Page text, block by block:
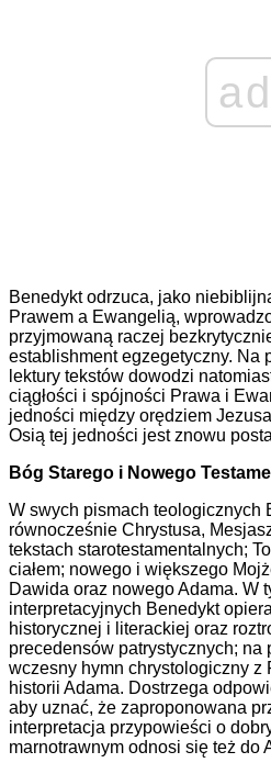
ad
Benedykt odrzuca, jako
Prawem a Ewangelią,
przyjmowaną raczej
establishment egzegetyczny. Na
lektury tekstów dowodzi
ciągłości i spójności Prawa i
jedności między orędziem
Osią tej jedności jest znowu
Bóg Starego i Nowego
W swych pismach teologicznych
równocześnie Chrystusa,
tekstach starotestamentalnych;
ciałem; nowego i większego
Dawida oraz nowego Adama. W
interpretacyjnych Benedykt
historycznej i literackiej oraz
precedensów patrystycznych; na
wczesny hymn chrystologiczny z
historii Adama. Dostrzega
aby uznać, że zaproponowana
interpretacja przypowieści o
marnotrawnym odnosi się też do